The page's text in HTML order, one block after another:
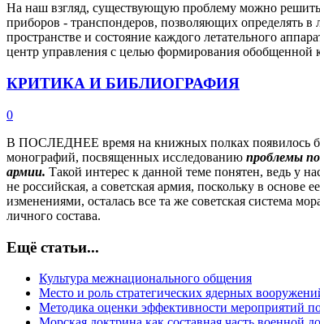
На наш взгляд, существующую проблему можно
приборов - транспондеров, позволяющих определять
пространстве и состояние каждого летательного
центр управления с целью формирования обобщенной
КРИТИКА И БИБЛИОГРАФИЯ
0
В ПОСЛЕДНЕЕ время на книжных полках появилось
монографий, посвященных исследованию проблемы
армии. Такой интерес к данной теме понятен, ведь у
не российская, а советская армия, поскольку в основе
изменениями, осталась все та же советская система
личного состава.
Ещё статьи...
Культура межнационального общения
Место и роль стратегических ядерных
Методика оценки эффективности мероприятий